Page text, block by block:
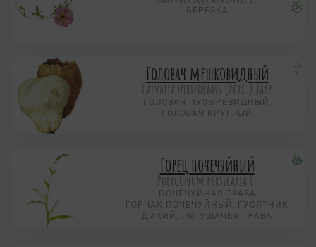
БЕРЕЗКА
Головач мешковидный
Calvatia utriformis (Pers.) Jaap
ГОЛОВАЧ ПУЗЫРЕВИДНЫЙ,
ГОЛОВАЧ КРУГЛЫЙ
Горец почечуйный
Polygonum persicaria L.
ПОЧЕЧУЙНАЯ ТРАВА
ГОРЧАК ПОЧЕЧУЙНЫЙ, ГУСЯТНИК
ДИКИЙ, ЛЯГУШАЧЬЯ ТРАВА